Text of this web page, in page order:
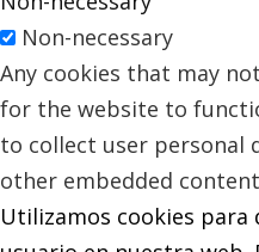
Utilizamos cookies para
Non-necessary
Any cookies that may
for the website to
to collect user personal
other embedded
necessary cookies. It is